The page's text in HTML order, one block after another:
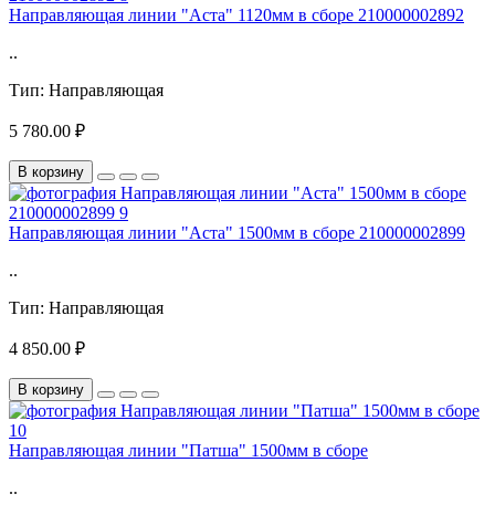
Направляющая линии "Аста" 1120мм в сборе 210000002892
..
Тип: Направляющая
5 780.00 ₽
В корзину
Направляющая линии "Аста" 1500мм в сборе 210000002899
..
Тип: Направляющая
4 850.00 ₽
В корзину
Направляющая линии "Патша" 1500мм в сборе
..